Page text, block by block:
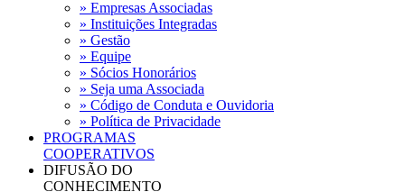
» Empresas Associadas
» Instituições Integradas
» Gestão
» Equipe
» Sócios Honorários
» Seja uma Associada
» Código de Conduta e Ouvidoria
» Política de Privacidade
PROGRAMAS
COOPERATIVOS
DIFUSÃO DO
CONHECIMENTO